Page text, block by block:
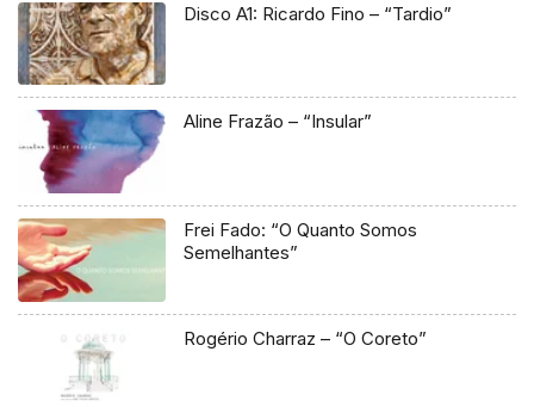
Disco A1: Ricardo Fino – “Tardio”
Aline Frazão – “Insular”
Frei Fado: “O Quanto Somos
Semelhantes”
Rogério Charraz – “O Coreto”